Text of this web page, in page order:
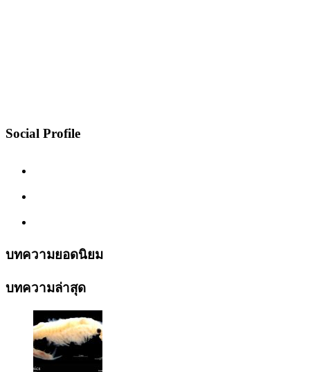
Social Profile
บทความยอดนิยม
บทความล่าสุด